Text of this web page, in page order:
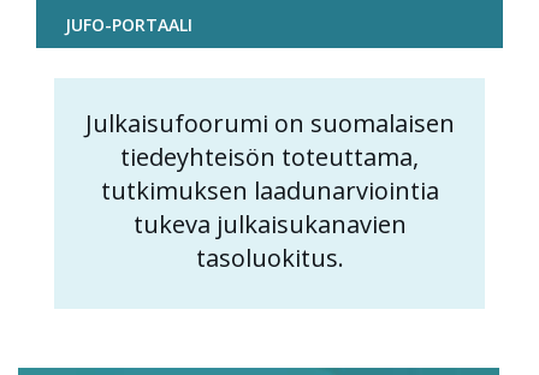
JUFO-PORTAALI
Content
markup
Julkaisufoorumi on suomalaisen
tiedeyhteisön toteuttama,
tutkimuksen laadunarviointia
tukeva julkaisukanavien
tasoluokitus.